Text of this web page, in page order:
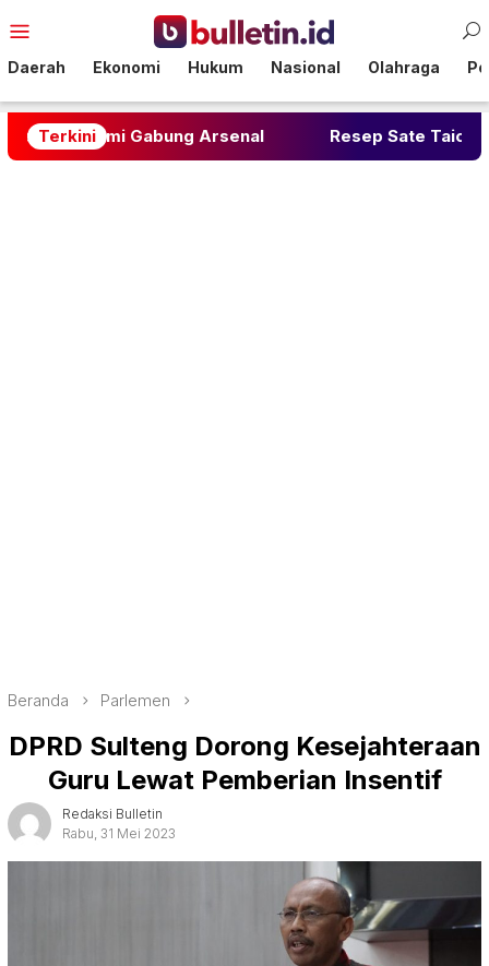
ke
Mobile
Daerah Ekonomi Hukum Nasional Olahraga
Terkini
Gabung Arsenal Resep Sate Taichan
Beranda Parlemen
DPRD Sulteng Dorong Kesejahteraan
Guru Lewat Pemberian Insentif
Redaksi Bulletin
Rabu, 31 Mei 2023